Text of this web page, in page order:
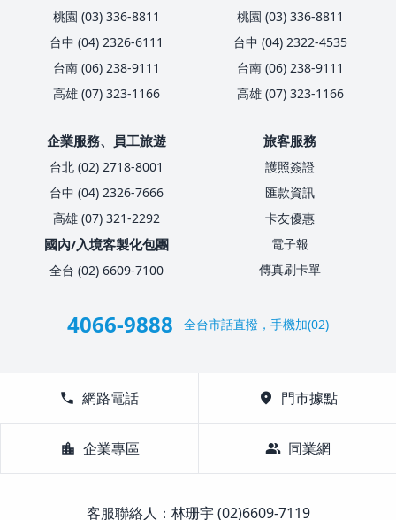
桃園 (03) 336-8811
台中 (04) 2326-6111
台南 (06) 238-9111
高雄 (07) 323-1166
桃園 (03) 336-8811
台中 (04) 2322-4535
台南 (06) 238-9111
高雄 (07) 323-1166
企業服務、員工旅遊
台北 (02) 2718-8001
台中 (04) 2326-7666
高雄 (07) 321-2292
國內/入境客製化包團
全台 (02) 6609-7100
旅客服務
護照簽證
匯款資訊
卡友優惠
電子報
傳真刷卡單
4066-9888 全台市話直撥，手機加(02)
call 網路電話 location_on 門市據點
location_city 企業專區 group 同業網
客服聯絡人：林珊宇 (02)6609-7119